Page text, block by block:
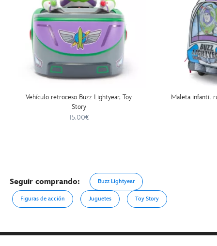
Vehículo retroceso Buzz Lightyear, Toy
Story
15.00€
Maleta infantil
Seguir comprando: Buzz Lightyear
Figuras de acción Juguetes Toy Story